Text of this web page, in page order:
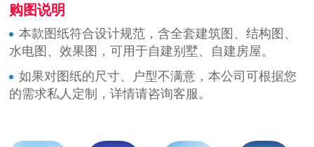
购图说明
本款图纸符合设计规范，含全套建筑图、结构图、
水电图、效果图，可用于自建别墅、自建房屋。
如果对图纸的尺寸、户型不满意，本公司可根据您
的需求私人定制，详情请咨询客服。